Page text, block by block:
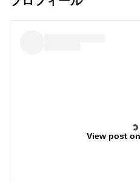
View post